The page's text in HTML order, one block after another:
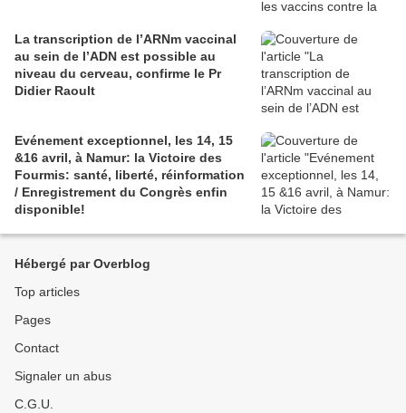
La transcription de l’ARNm vaccinal
au sein de l’ADN est possible au
niveau du cerveau, confirme le Pr
Didier Raoult
Evénement exceptionnel, les 14, 15
&16 avril, à Namur: la Victoire des
Fourmis: santé, liberté, réinformation
/ Enregistrement du Congrès enfin
disponible!
Hébergé par Overblog
Top articles
Pages
Contact
Signaler un abus
C.G.U.